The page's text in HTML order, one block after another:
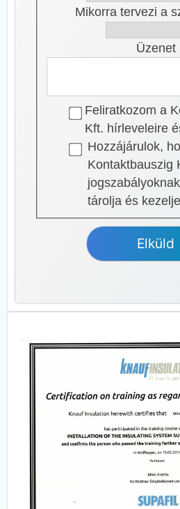
Mikorra tervezi a
Üzenet
Feliratkozom a
Kft. hírleveleire
Hozzájárulok,
Kontaktbauszig
tárolja és